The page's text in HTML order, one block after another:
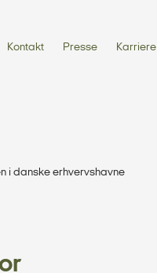
Kontakt Presse Karriere
i danske erhvervshavne